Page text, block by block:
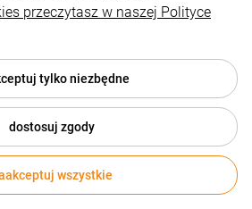
Jestem ze Szczecinka Bluza z
nadrukiem
129,00 zł
przeczytasz w naszej Polityce
tylko niezbędne
dostosuj zgody
wszystkie